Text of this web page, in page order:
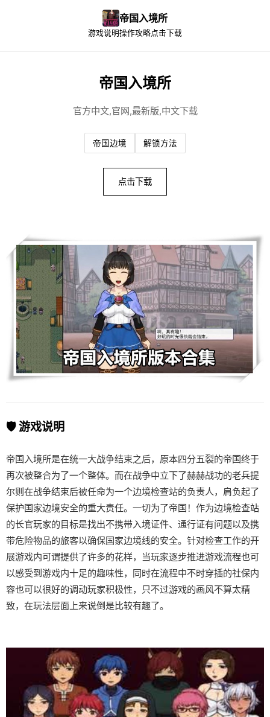
帝国入境所
游戏说明操作攻略点击下载
帝国入境所
官方中文,官网,最新版,中文下载
帝国边境 解锁方法
点击下载
🛡️ 游戏说明
帝国入境所是在统一大战争结束之后，原本四分五裂的帝国终于
再次被整合为了一个整体。而在战争中立下了赫赫战功的老兵提
尔则在战争结束后被任命为一个边境检查站的负责人，肩负起了
保护国家边境安全的重大责任。一切为了帝国！作为边境检查站
的长官玩家的目标是找出不携带入境证件、通行证有问题以及携
带危险物品的旅客以确保国家边境线的安全。针对检查工作的开
展游戏内可谓提供了许多的花样，当玩家逐步推进游戏流程也可
以感受到游戏内十足的趣味性，同时在流程中不时穿插的社保内
容也可以很好的调动玩家积极性，只不过游戏的画风不算太精
致，在玩法层面上来说倒是比较有趣了。